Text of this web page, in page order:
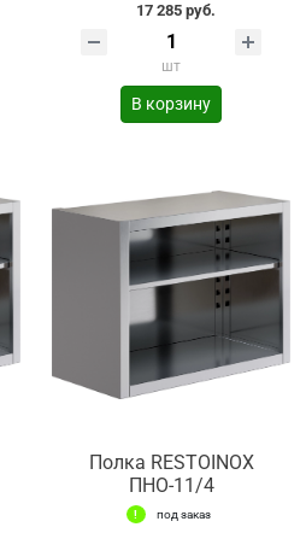
17 285 руб.
шт
В корзину
Полка RESTOINOX
ПНО-11/4
под заказ